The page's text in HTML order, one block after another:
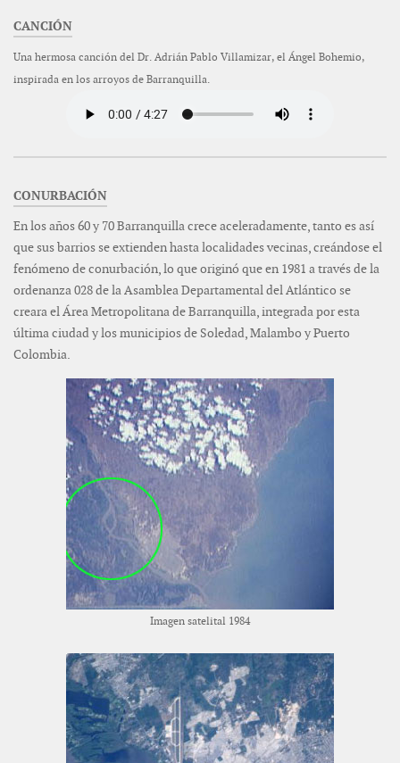
CANCIÓN
Una hermosa canción del Dr. Adrián Pablo Villamizar, el Ángel Bohemio,
inspirada en los arroyos de Barranquilla.
CONURBACIÓN
En los años 60 y 70 Barranquilla crece aceleradamente, tanto es así
que sus barrios se extienden hasta localidades vecinas, creándose el
fenómeno de conurbación, lo que originó que en 1981 a través de la
ordenanza 028 de la Asamblea Departamental del Atlántico se
creara el Área Metropolitana de Barranquilla, integrada por esta
última ciudad y los municipios de Soledad, Malambo y Puerto
Colombia.
Imagen satelital 1984